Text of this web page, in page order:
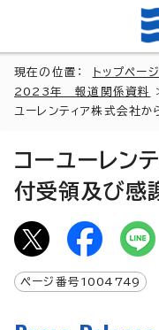
現在の位置： トップページ
2023年 報道関係資料
ユーレンティア株式会社
コーユーレン
付受領及び感
ページ番号 1004749